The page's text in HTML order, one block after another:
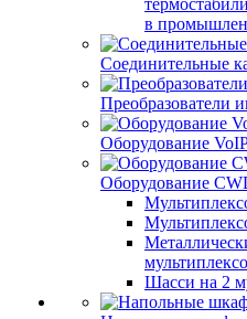
в
Соединительные
Преобразователи
Оборудование
Оборудование
Шасси на 2